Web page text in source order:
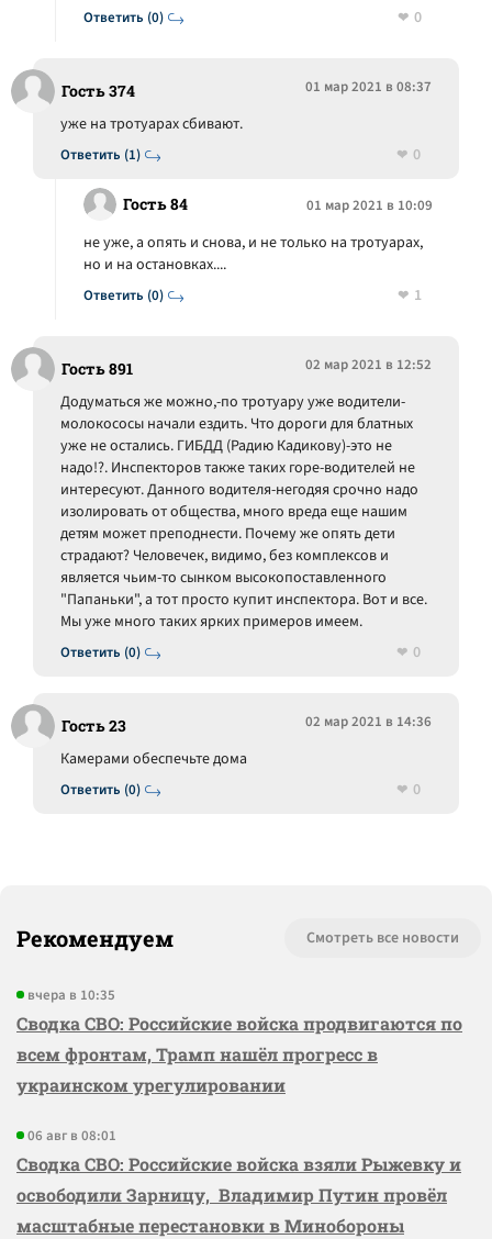
Ответить (0)
0
Гость 374 01 мар 2021 в 08:37
Ответить (1)
уже на тротуарах сбивают.
0
Гость 84 01 мар 2021 в 10:09
Ответить (0)
не уже, а опять и снова, и не только на тротуарах,
но и на остановках....
1
Гость 891 02 мар 2021 в 12:52
Ответить (0)
Додуматься же можно,-по тротуару уже водители-
молокососы начали ездить. Что дороги для блатных
уже не остались. ГИБДД (Радию Кадикову)-это не
надо!?. Инспекторов также таких горе-водителей не
интересуют. Данного водителя-негодяя срочно надо
изолировать от общества, много вреда еще нашим
детям может преподнести. Почему же опять дети
страдают? Человечек, видимо, без комплексов и
является чьим-то сынком высокопоставленного
"Папаньки", а тот просто купит инспектора. Вот и все.
Мы уже много таких ярких примеров имеем.
0
Гость 23 02 мар 2021 в 14:36
Ответить (0)
Камерами обеспечьте дома
0
Рекомендуем Смотреть все новости
вчера в 10:35
Сводка СВО: Российские войска продвигаются по
всем фронтам, Трамп нашёл прогресс в
украинском урегулировании
06 авг в 08:01
Сводка СВО: Российские войска взяли Рыжевку и
освободили Зарницу, Владимир Путин провёл
масштабные перестановки в Минобороны